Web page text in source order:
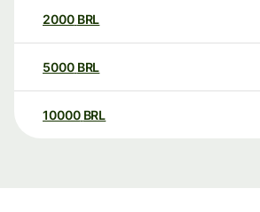
2000 BRL
5000 BRL
10000 BRL